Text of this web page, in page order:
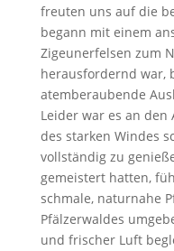
freuten uns auf die
begann mit einem
Zigeunerfelsen zum
herausfordernd war,
atemberaubende
Leider war es an
des starken Windes
vollständig zu
gemeistert hatten,
schmale, naturnahe
Pfälzerwaldes
und frischer Luft